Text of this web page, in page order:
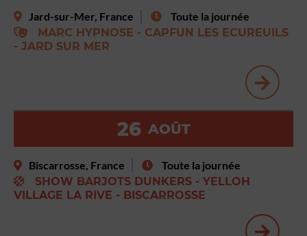
Jard-sur-Mer, France
Toute la journée
MARC HYPNOSE - CAPFUN LES ECUREUILS
- JARD SUR MER
26 AOÛT
Biscarrosse, France
Toute la journée
SHOW BARJOTS DUNKERS - YELLOH
VILLAGE LA RIVE - BISCARROSSE